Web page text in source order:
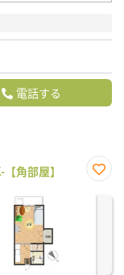
電話する
角部屋】
に入